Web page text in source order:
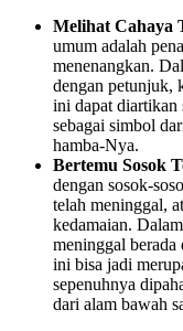
Melihat Cahaya
umum adalah
menenangkan.
dengan petunjuk,
ini dapat diartikan
sebagai simbol
hamba-Nya.
Bertemu Sosok
dengan sosok-
telah meninggal,
kedamaian.
meninggal berada
ini bisa jadi
sepenuhnya
dari alam bawah